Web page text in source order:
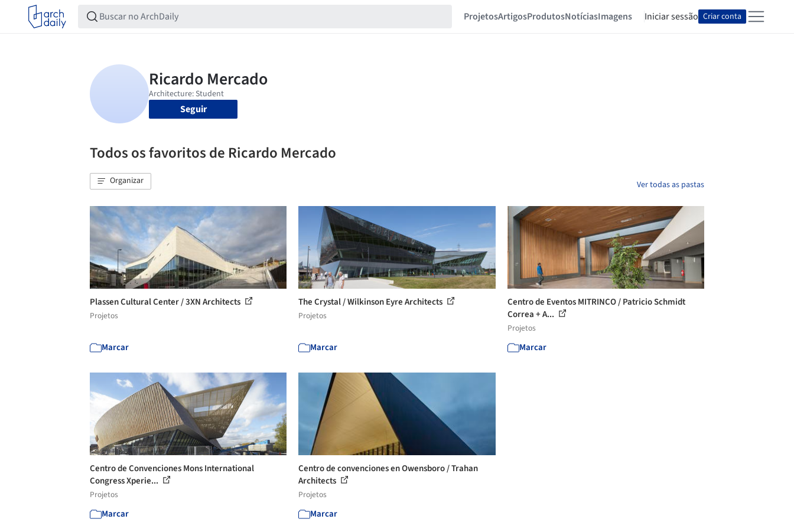
ProjetosArtigosProdutosNotíciasImagens Iniciar sessão Criar conta
Seguir
Todos os favoritos de Ricardo Mercado
Organizar Ver todas as pastas
Plassen Cultural Center / 3XN Architects
Projetos
Marcar
The Crystal / Wilkinson Eyre Architects
Projetos
Marcar
Centro de Eventos MITRINCO / Patricio Schmidt
Correa + A...
Projetos
Marcar
Centro de Convenciones Mons International
Congress Xperie...
Projetos
Marcar
Centro de convenciones en Owensboro / Trahan
Architects
Projetos
Marcar